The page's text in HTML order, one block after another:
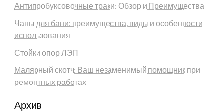
Антипробуксовочные траки: Обзор и Преимущества
Чаны для бани: преимущества, виды и особенности
использования
Стойки опор ЛЭП
Малярный скотч: Ваш незаменимый помощник при
ремонтных работах
Архив